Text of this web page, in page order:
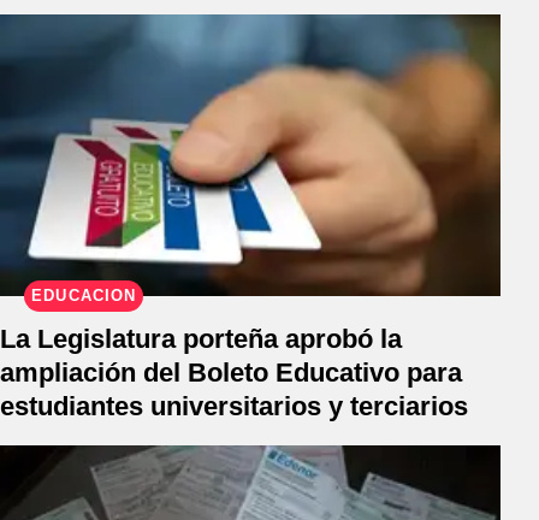
EDUCACIÓN
La Legislatura porteña aprobó la
ampliación del Boleto Educativo para
estudiantes universitarios y terciarios